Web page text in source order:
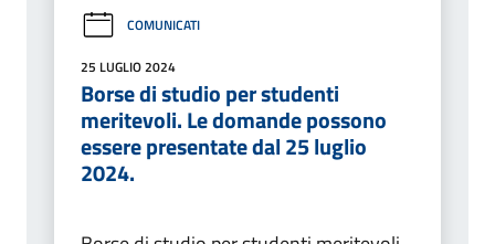
COMUNICATI
25 LUGLIO 2024
Borse di studio per studenti
meritevoli. Le domande possono
essere presentate dal 25 luglio
2024.